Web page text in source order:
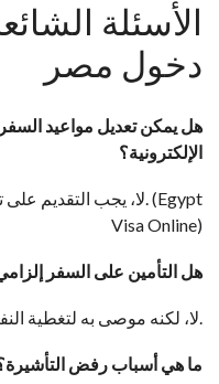
الأسئلة
دخول مصر
الإلكترونية؟
لا، يجب التقديم على تأشيرة جديدة بالمعلومات المحدثة. (Egypt
Visa Online)
2. هل التأمين على السفر
3. ما هي أسباب رفض